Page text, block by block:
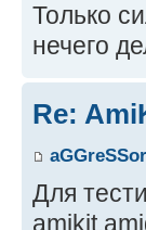
Только
нечего
Re:
aGGreSSor
Для